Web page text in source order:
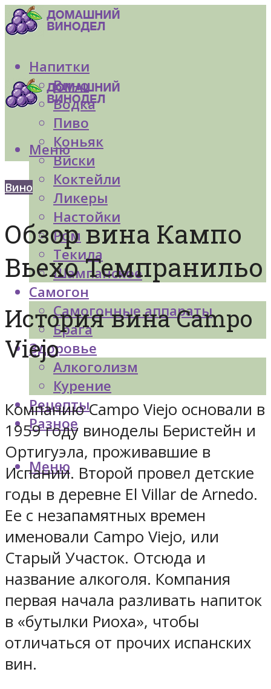
Напитки
Вино
Водка
Пиво
Коньяк
Виски
Коктейли
Ликеры
Настойки
Ром
Текила
Шампанское
Самогон
Самогонные аппараты
Брага
Здоровье
Алкоголизм
Курение
Рецепты
Разное
Меню
Меню
Вино
Обзор вина Кампо
Вьехо Темпранильо
История вина Campo
Viejo
Компанию Campo Viejo основали в
1959 году виноделы Беристейн и
Ортигуэла, проживавшие в
Испании. Второй провел детские
годы в деревне El Villar de Arnedo.
Ее с незапамятных времен
именовали Campo Viejo, или
Старый Участок. Отсюда и
название алкоголя. Компания
первая начала разливать напиток
в «бутылки Риоха», чтобы
отличаться от прочих испанских
вин.